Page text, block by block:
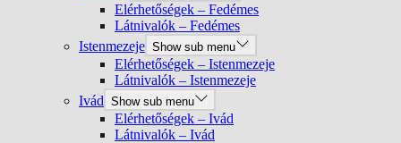
Elérhetőségek – Fedémes
Látnivalók – Fedémes
Istenmezeje Show sub menu
Elérhetőségek – Istenmezeje
Látnivalók – Istenmezeje
Ivád Show sub menu
Elérhetőségek – Ivád
Látnivalók – Ivád